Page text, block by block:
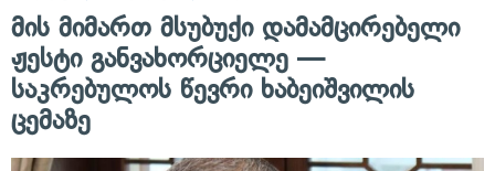
მის მიმართ მსუბუქი დამამცირებელი
ჟესტი განვახორციელე —
საკრებულოს წევრი ხაბეიშვილის
ცემაზე